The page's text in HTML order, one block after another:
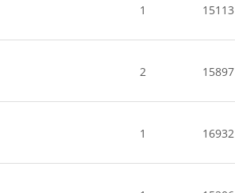
1 15113
2 15897
1 16932